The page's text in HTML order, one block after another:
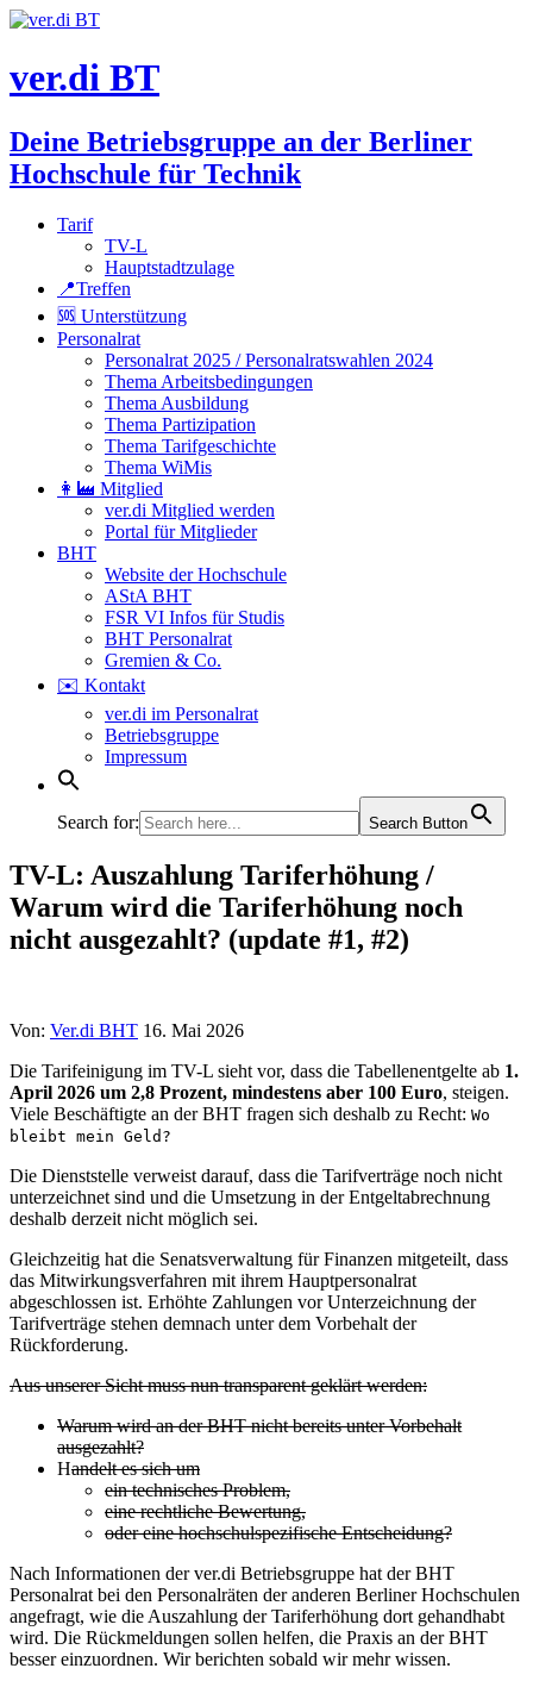
ver.di BT
Deine Betriebsgruppe an der Berliner
Hochschule für Technik
Tarif
TV-L
Hauptstadtzulage
📍Treffen
🆘 Unterstützung
Personalrat
Personalrat 2025 / Personalratswahlen 2024
Thema Arbeitsbedingungen
Thema Ausbildung
Thema Partizipation
Thema Tarifgeschichte
Thema WiMis
👩‍🏭 Mitglied
ver.di Mitglied werden
Portal für Mitglieder
BHT
Website der Hochschule
AStA BHT
FSR VI Infos für Studis
BHT Personalrat
Gremien & Co.
✉️ Kontakt
ver.di im Personalrat
Betriebsgruppe
Impressum
Search for: Search Button
TV-L: Auszahlung Tariferhöhung /
Warum wird die Tariferhöhung noch
nicht ausgezahlt? (update #1, #2)
Von: Ver.di BHT 16. Mai 2026
Die Tarifeinigung im TV-L sieht vor, dass die Tabellenentgelte ab 1.
April 2026 um 2,8 Prozent, mindestens aber 100 Euro, steigen.
Viele Beschäftigte an der BHT fragen sich deshalb zu Recht: Wo
bleibt mein Geld?
Die Dienststelle verweist darauf, dass die Tarifverträge noch nicht
unterzeichnet sind und die Umsetzung in der Entgeltabrechnung
deshalb derzeit nicht möglich sei.
Gleichzeitig hat die Senatsverwaltung für Finanzen mitgeteilt, dass
das Mitwirkungsverfahren mit ihrem Hauptpersonalrat
abgeschlossen ist. Erhöhte Zahlungen vor Unterzeichnung der
Tarifverträge stehen demnach unter dem Vorbehalt der
Rückforderung.
Aus unserer Sicht muss nun transparent geklärt werden:
Warum wird an der BHT nicht bereits unter Vorbehalt
ausgezahlt?
Handelt es sich um
ein technisches Problem,
eine rechtliche Bewertung,
oder eine hochschulspezifische Entscheidung?
Nach Informationen der ver.di Betriebsgruppe hat der BHT
Personalrat bei den Personalräten der anderen Berliner Hochschulen
angefragt, wie die Auszahlung der Tariferhöhung dort gehandhabt
wird. Die Rückmeldungen sollen helfen, die Praxis an der BHT
besser einzuordnen. Wir berichten sobald wir mehr wissen.